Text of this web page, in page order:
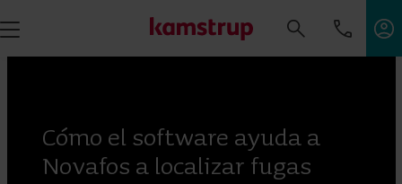
Cómo el software ayuda a
Novafos a localizar fugas